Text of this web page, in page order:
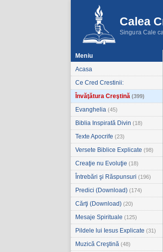
Calea
Singura Cale
Meniu
Acasa
Ce Cred Crestinii:
Învăţătura Creştină (399)
Evanghelia (45)
Biblia Inspirată Divin (18)
Texte Apocrife (23)
Versete Biblice Explicate (98)
Creaţie nu Evoluţie (18)
Întrebări şi Răspunsuri (196)
Predici (Download) (174)
Cărţi (Download) (20)
Mesaje Spirituale (125)
Pildele lui Iesus Explicate (31)
Muzică Creştină (48)